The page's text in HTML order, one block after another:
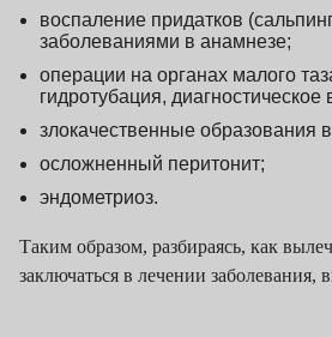
воспаление придатков
заболеваниями в анамнезе;
операции на органах малого
гидротубация,
злокачественные образования
осложненный перитонит;
эндометриоз.
Таким образом, разбираясь, как
заключаться в лечении